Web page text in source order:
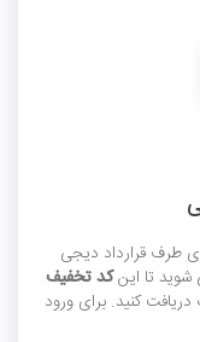
طرف قرارداد دیجی
شوید تا اینکد تخفیف
تخفیف دریافت کنید. برای ورود